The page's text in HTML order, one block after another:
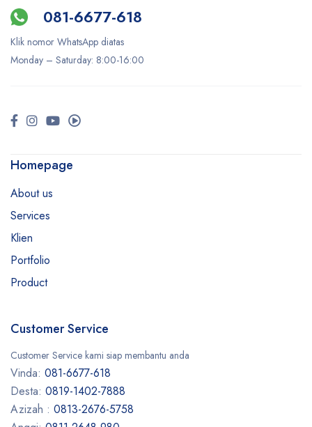
081-6677-618
Klik nomor WhatsApp diatas
Monday – Saturday: 8:00-16:00
Homepage
About us
Services
Klien
Portfolio
Product
Customer Service
Customer Service kami siap membantu anda
Vinda: 081-6677-618
Desta: 0819-1402-7888
Azizah : 0813-2676-5758